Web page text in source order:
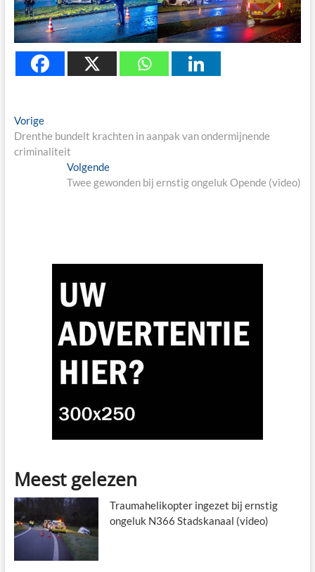
Berichtnavigatie
VorigePrevious
post:
Drenthe bundelt krachten in aanpak van ondermijnende
criminaliteit
VolgendeNext
post:
Twee gewonden bij ernstig ongeluk Opende (video)
Meest gelezen
Traumahelikopter ingezet bij ernstig
ongeluk N366 Stadskanaal (video)